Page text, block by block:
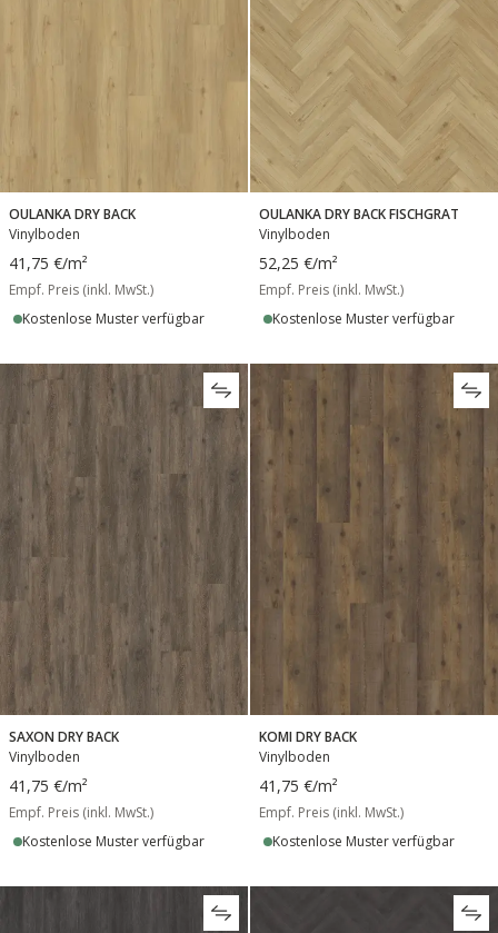
OULANKA DRY BACK
Vinylboden
41,75 €/m²
Empf. Preis (inkl. MwSt.)
Kostenlose Muster verfügbar
OULANKA DRY BACK FISCHGRAT
Vinylboden
52,25 €/m²
Empf. Preis (inkl. MwSt.)
Kostenlose Muster verfügbar
SAXON DRY BACK
Vinylboden
41,75 €/m²
Empf. Preis (inkl. MwSt.)
Kostenlose Muster verfügbar
KOMI DRY BACK
Vinylboden
41,75 €/m²
Empf. Preis (inkl. MwSt.)
Kostenlose Muster verfügbar